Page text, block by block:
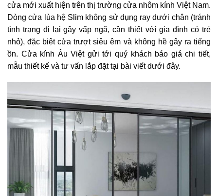
cửa mới xuất hiện trên thị trường cửa nhôm kính Việt Nam.
Dòng cửa lùa hệ Slim không sử dụng ray dưới chân (tránh
tình trạng đi lại gây vấp ngã, cần thiết với gia đình có trẻ
nhỏ), đặc biệt cửa trượt siêu êm và không hề gây ra tiếng
ồn. Cửa kính Âu Việt gửi tới quý khách báo giá chi tiết,
mẫu thiết kế và tư vấn lắp đặt tại bài viết dưới đây.